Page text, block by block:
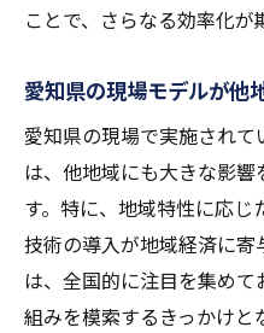
ことで、さらなる効率化が
愛知県の現場モデルが他
愛知県の現場で実施され
は、他地域にも大きな影
す。特に、地域特性に応
技術の導入が地域経済に
は、全国的に注目を集め
組みを模索するきっかけと